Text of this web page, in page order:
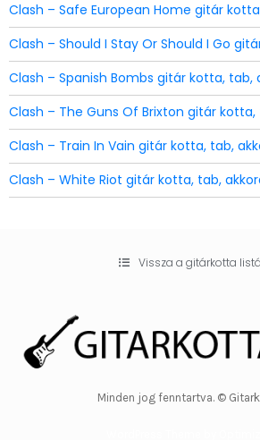
Clash – Safe European Home gitár
Clash – Should I Stay Or Should I Go
Clash – Spanish Bombs gitár kotta, tab,
Clash – The Guns Of Brixton gitár kotta,
Clash – Train In Vain gitár kotta, tab,
Clash – White Riot gitár kotta, tab,
Vissza a gitárkotta
Minden jog fenntartva. ©